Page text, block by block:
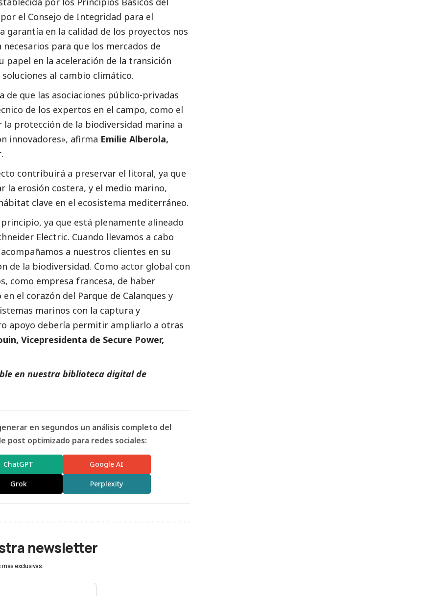
el Consejo de Integridad para el
garantía en la calidad de los proyectos nos
para que los mercados de
papel en la aceleración de la transición
al cambio climático.
de que las asociaciones público-privadas
de los expertos en el campo, como el
la protección de la biodiversidad marina a
innovadores», afirma Emilie Alberola,
.
contribuirá a preservar el litoral, ya que
la erosión costera, y el medio marino,
clave en el ecosistema mediterráneo.
ya que está plenamente alineado
Electric. Cuando llevamos a cabo
a nuestros clientes en su
de la biodiversidad. Como actor global con
como empresa francesa, de haber
el corazón del Parque de Calanques y
marinos con la captura y
apoyo debería permitir ampliarlo a otras
Vicepresidenta de Secure Power,
en nuestra biblioteca digital de
en segundos un análisis completo del
post optimizado para redes sociales:
ChatGPT Google AI
Grok Perplexity
newsletter
exclusivas.